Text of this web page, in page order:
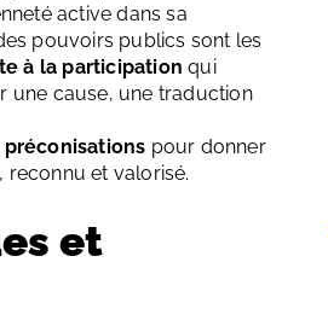
active dans sa
pouvoirs publics sont les
à la participationqui
une cause, une traduction
préconisations pour donner
reconnu et valorisé.
et